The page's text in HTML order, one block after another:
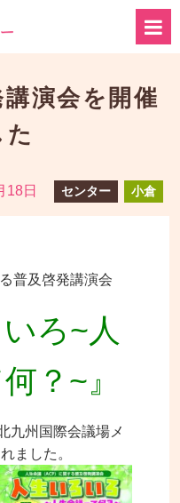
講演会を開催
た
18日 センター 小倉
普及啓発講演会
ろ~人
？~』
九州国際会議場メ
ました。